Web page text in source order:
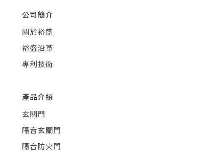
公司簡介
關於裕盛
裕盛沿革
專利技術
產品介紹
玄關門
隔音玄關門
隔音防火門